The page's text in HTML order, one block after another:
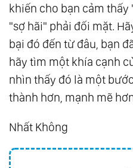
khiến cho bạn cảm thấy
"sợ hãi" phải đối mặt.
bại đó đến từ đâu, bạn
hãy tìm một khía cạnh
nhìn thấy đó là một
thành hơn, mạnh mẽ
Nhất Không